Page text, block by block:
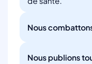
Nous
Nous publions